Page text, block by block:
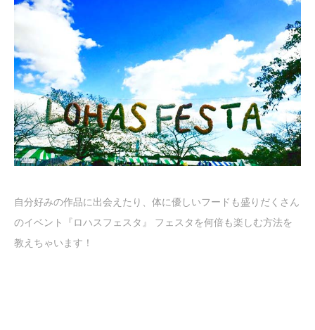
自分好みの作品に出会えたり、体に優しいフードも盛りだくさん
のイベント『ロハスフェスタ』 フェスタを何倍も楽しむ方法を
教えちゃいます！